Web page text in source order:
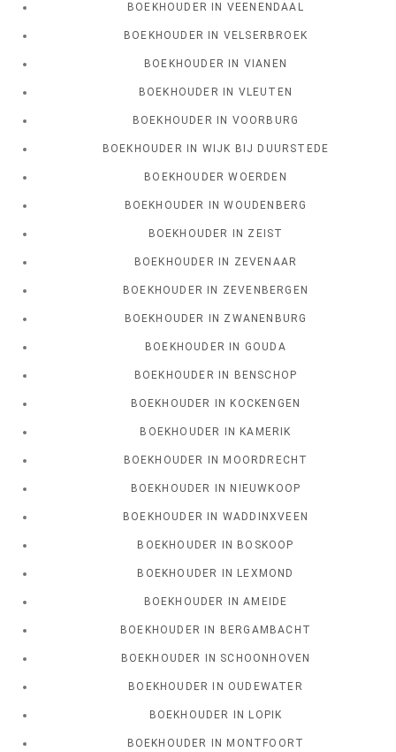
BOEKHOUDER IN VEENENDAAL
BOEKHOUDER IN VELSERBROEK
BOEKHOUDER IN VIANEN
BOEKHOUDER IN VLEUTEN
BOEKHOUDER IN VOORBURG
BOEKHOUDER IN WIJK BIJ DUURSTEDE
BOEKHOUDER WOERDEN
BOEKHOUDER IN WOUDENBERG
BOEKHOUDER IN ZEIST
BOEKHOUDER IN ZEVENAAR
BOEKHOUDER IN ZEVENBERGEN
BOEKHOUDER IN ZWANENBURG
BOEKHOUDER IN GOUDA
BOEKHOUDER IN BENSCHOP
BOEKHOUDER IN KOCKENGEN
BOEKHOUDER IN KAMERIK
BOEKHOUDER IN MOORDRECHT
BOEKHOUDER IN NIEUWKOOP
BOEKHOUDER IN WADDINXVEEN
BOEKHOUDER IN BOSKOOP
BOEKHOUDER IN LEXMOND
BOEKHOUDER IN AMEIDE
BOEKHOUDER IN BERGAMBACHT
BOEKHOUDER IN SCHOONHOVEN
BOEKHOUDER IN OUDEWATER
BOEKHOUDER IN LOPIK
BOEKHOUDER IN MONTFOORT